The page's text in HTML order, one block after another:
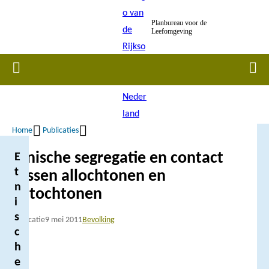
inhoud
Planbureau voor de
Leefomgeving
Home
Kruimelpad
Home Publicaties
Etnische segregatie en contact
tussen allochtonen en
autochtonen
Publicatie9 mei 2011Bevolking
E
t
n
i
s
c
h
e